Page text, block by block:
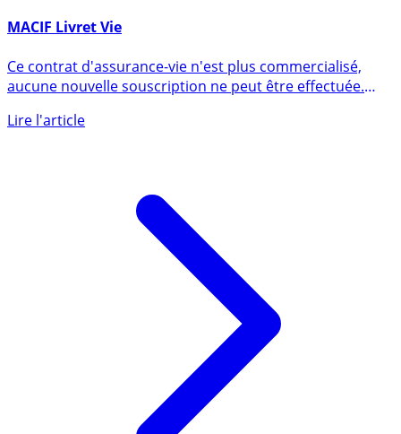
15 décembre 2016
MACIF Livret Vie
Ce contrat d'assurance-vie n'est plus commercialisé,
aucune nouvelle souscription ne peut être effectuée.